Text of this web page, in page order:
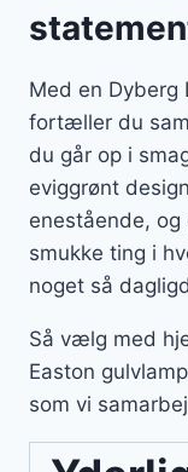
Med en Dyberg
fortæller du
du går op i
eviggrønt
enestående,
smukke ting i
noget så
Så vælg med
Easton
som vi